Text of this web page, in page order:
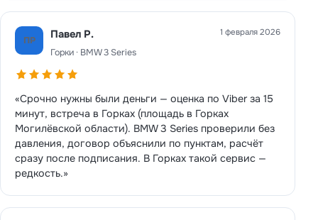
ПР Павел Р.
Горки · BMW 3 Series
1 февраля 2026
«Срочно нужны были деньги — оценка по Viber за 15
минут, встреча в Горках (площадь в Горках
Могилёвской области). BMW 3 Series проверили без
давления, договор объяснили по пунктам, расчёт
сразу после подписания. В Горках такой сервис —
редкость.»